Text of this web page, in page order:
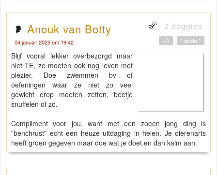
Anouk van Botty 2 doggies
04 januari 2025 om 19:42 " quote "
+0
Blijf vooral lekker overbezorgd maar
niet TE, ze moeten ook nog leven met
plezier. Doe zwemmen bv of
oefeningen waar ze niet zo veel
gewicht erop moeten zetten, beetje
snuffelen of zo.
Compliment voor jou, want met een zoeen jong ding is
"benchrust" echt een heuze uitdaging in helen. Je dierenarts
heeft groen gegeven maar doe wat je doet en dan kalm aan.